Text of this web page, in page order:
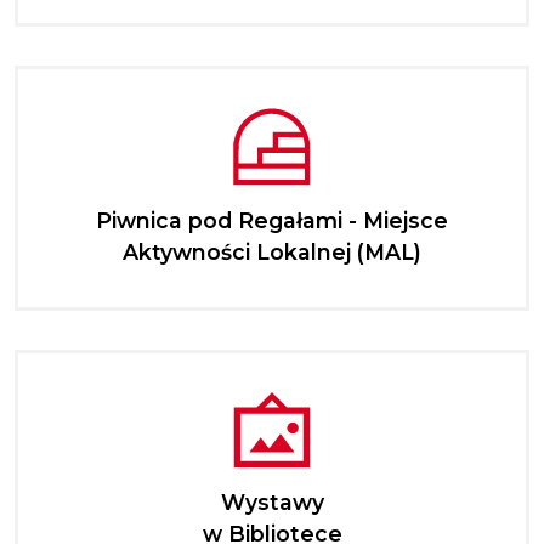
Piwnica pod Regałami - Miejsce
Aktywności Lokalnej (MAL)
Wystawy
w Bibliotece